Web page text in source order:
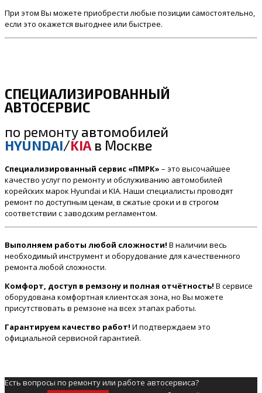
При этом Вы можете приобрести любые позиции самостоятельно,
если это окажется выгоднее или быстрее.
СПЕЦИАЛИЗИРОВАННЫЙ
АВТОСЕРВИС
по ремонту автомобилей
HYUNDAI/KIA в Москве
Специализированный сервис «ПМРК» – это высочайшее
качество услуг по ремонту и обслуживанию автомобилей
корейских марок Hyundai и KIA. Наши специалисты проводят
ремонт по доступным ценам, в сжатые сроки и в строгом
соответствии с заводским регламентом.
Выполняем работы любой сложности! В наличии весь
необходимый инструмент и оборудование для качественного
ремонта любой сложности.
Комфорт, доступ в ремзону и полная отчётность! В сервисе
оборудована комфортная клиентская зона, но Вы можете
присутствовать в ремзоне на всех этапах работы.
Гарантируем качество работ! И подтверждаем это
официальной сервисной гарантией.
Есть вопросы по ремонту или работе автосервиса?